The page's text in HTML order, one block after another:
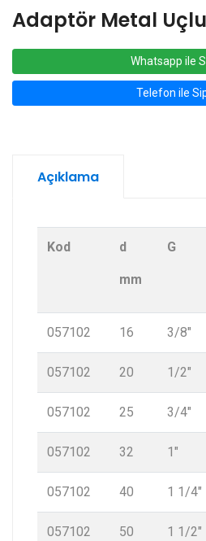
Adaptör Metal Uçlu
Whatsapp ile
Telefon ile
Açıklama
Kod d
mm
G
057102 16 3/8″
057102 20 1/2″
057102 25 3/4″
057102 32 1″
057102 40 1 1/4″
057102 50 1 1/2″